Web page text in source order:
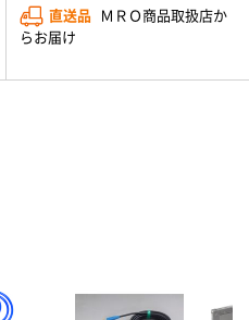
直送品 ＭＲＯ商品取扱店か
らお届け